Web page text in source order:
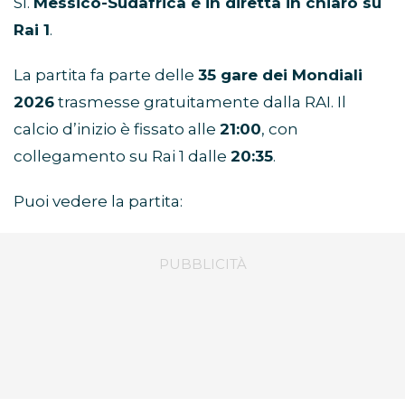
Rai 1.
La partita fa parte delle 35 gare dei Mondiali
2026 trasmesse gratuitamente dalla RAI. Il
calcio d’inizio è fissato alle 21:00, con
collegamento su Rai 1 dalle 20:35.
Puoi vedere la partita: